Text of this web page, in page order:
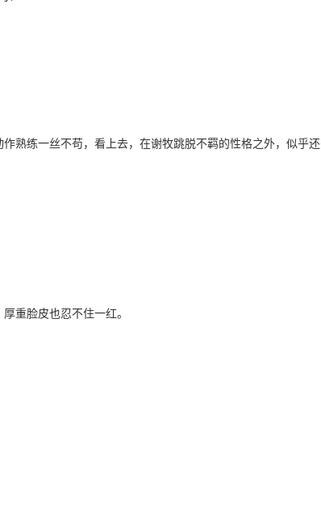
练一丝不苟，看上去，在谢牧跳脱不羁的性格之外，似乎
重脸皮也忍不住一红。